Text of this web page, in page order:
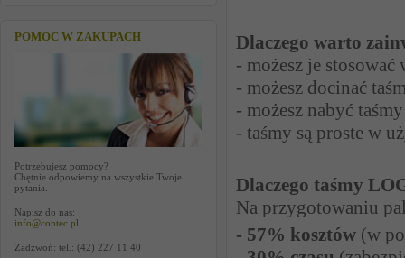
POMOC W ZAKUPACH
Potrzebujesz pomocy?
Chętnie odpowiemy na wszystkie Twoje
pytania.
Napisz do nas:
info@contec.pl
Zadzwoń: tel.: (42) 227 11 40
Dlaczego warto
- możesz je
- możesz docinać
- możesz nabyć
- taśmy są proste w
Dlaczego taśmy
Na przygotowaniu
- 57% kosztów (w